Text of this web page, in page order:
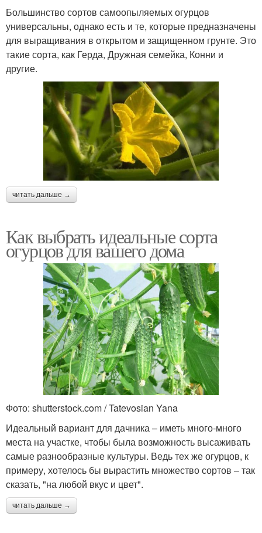
Большинство сортов самоопыляемых огурцов
универсальны, однако есть и те, которые предназначены
для выращивания в открытом и защищенном грунте. Это
такие сорта, как Герда, Дружная семейка, Конни и
другие.
читать дальше →
Как выбрать идеальные сорта
огурцов для вашего дома
Фото: shutterstock.com / Tatevosian Yana
Идеальный вариант для дачника – иметь много-много
места на участке, чтобы была возможность высаживать
самые разнообразные культуры. Ведь тех же огурцов, к
примеру, хотелось бы вырастить множество сортов – так
сказать, "на любой вкус и цвет".
читать дальше →